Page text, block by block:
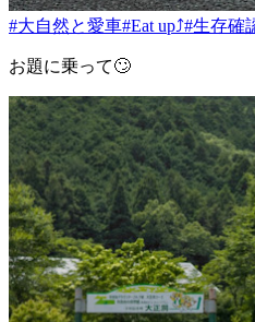
#大自然と愛車#Eat up⤴#生存確
お題に乗って🙄